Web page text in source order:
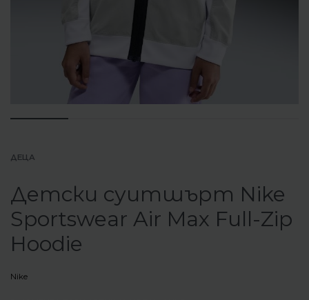
ДЕЦА
Детски суитшърт Nike
Sportswear Air Max Full-Zip
Hoodie
Nike